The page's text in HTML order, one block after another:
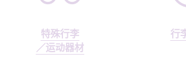
特殊行李
／运动器材
行